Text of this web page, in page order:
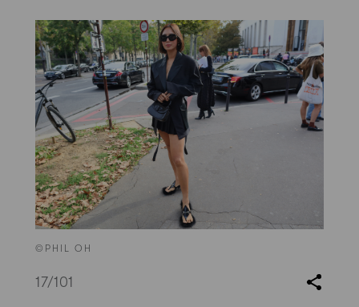
©PHIL OH
17/101